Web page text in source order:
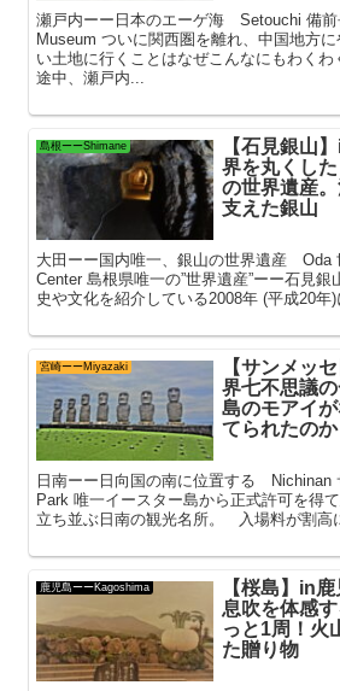
瀬戸内ーー日本のエーゲ海 Setouchi 備前
Museum ついに関西圏を離れ、中国地方
い土地に行くことはなぜこんなにもわく
途中、瀬戸内...
島根ーーShimane
【石見銀山
界を丸くし
の世界遺産
支えた銀山
大田ーー国内唯一、銀山の世界遺産 Oda
Center 島根県唯一の”世界遺産”ーー石見
史や文化を紹介している2008年 (平成20年)
宮崎ーーMiyazaki
【サンメッ
界七不思議
島のモアイ
てられたのか
日南ーー日向国の南に位置する Nichinan
Park 唯一イースター島から正式許可を得
立ち並ぶ日南の観光名所。 入場料が割高
鹿児島ーーKagoshima
【桜島】in
息吹を体感
っと1周！火
た贈り物